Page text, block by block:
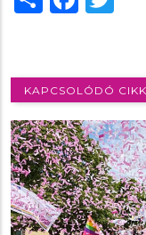
KAPCSOLÓDÓ